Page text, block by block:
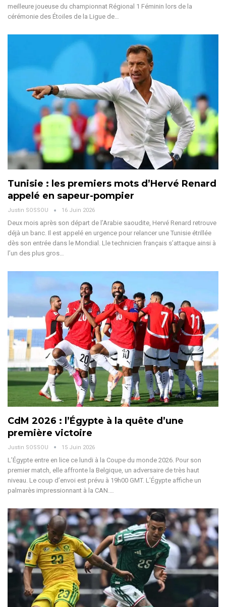
meilleure joueuse du championnat Régional 1 Féminin lors de la
cérémonie des Étoiles de la Ligue de
Tunisie : les premiers mots d’Hervé Renard
appelé en sapeur-pompier
Justin SOSSOU 16 Juin 2026
Deux mois après son départ de l’Arabie saoudite, Hervé Renard retrouve
déjà un banc. Il est appelé en urgence pour relancer une Tunisie étrillée
dès son entrée dans le Mondial. Lle technicien français s’attaque ainsi à
l’un des plus gros…
CdM 2026 : l’Égypte à la quête d’une
première victoire
Justin SOSSOU 15 Juin 2026
L’Égypte entre en lice ce lundi à la Coupe du monde 2026. Pour son
premier match, elle affronte la Belgique, un adversaire de très haut
niveau. Le coup d’envoi est prévu à 19h00 GMT. L’Égypte affiche un
palmarès impressionnant à la CAN.…